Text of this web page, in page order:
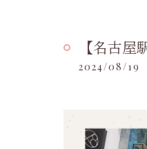
【名古
2024/08/19